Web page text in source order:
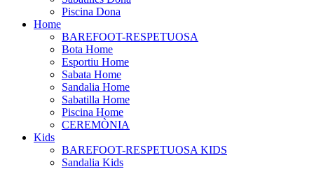
Piscina Dona
Home
BAREFOOT-RESPETUOSA
Bota Home
Esportiu Home
Sabata Home
Sandalia Home
Sabatilla Home
Piscina Home
CEREMÒNIA
Kids
BAREFOOT-RESPETUOSA KIDS
Sandalia Kids